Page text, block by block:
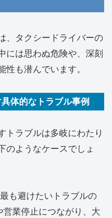
、タクシードライバーの
には思わぬ危険や、深刻
性も潜んでいます。
体的なトラブル事例
トラブルは多岐にわたり
のようなケースでしょ
最も避けたいトラブルの
業停止につながり、大